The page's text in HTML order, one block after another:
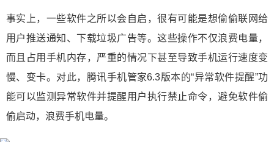
事实上，一些软件之所以会自启，很有可能是想偷偷联网给
用户推送通知、下载垃圾广告等。这些操作不仅浪费电量，
而且占用手机内存，严重的情况下甚至导致手机运行速度变
慢、变卡。对此，腾讯手机管家6.3版本的“异常软件提醒”功
能可以监测异常软件并提醒用户执行禁止命令，避免软件偷
偷启动，浪费手机电量。